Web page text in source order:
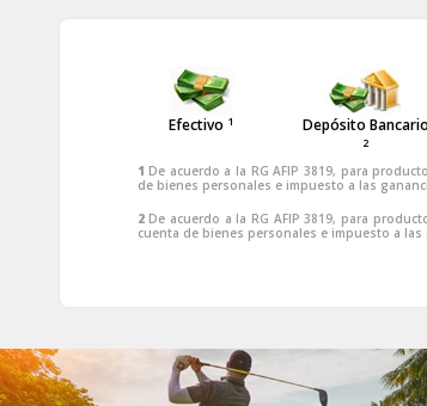
Efectivo 1 Depósito Bancario
2
1 De acuerdo a la RG AFIP 3819, para
de bienes personales e impuesto a las
2De acuerdo a la RG AFIP 3819, para
cuenta de bienes personales e impuesto a las